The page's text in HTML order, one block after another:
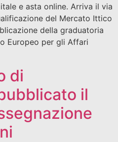
e asta online. Arriva il via
del Mercato Ittico
della graduatoria
Europeo per gli Affari
di
il